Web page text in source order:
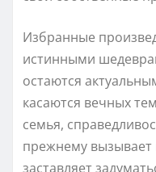
Избранные
истинными
остаются
касаются вечных
семья,
прежнему вызывает
заставляет